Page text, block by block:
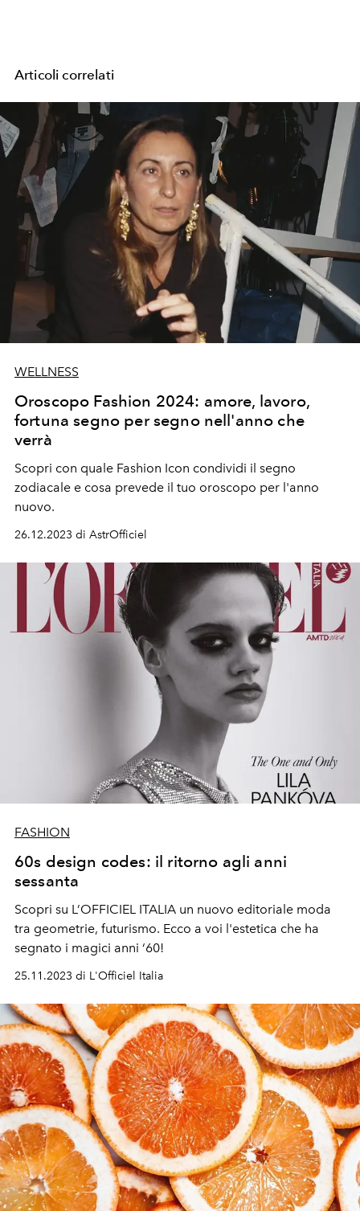
Articoli correlati
WELLNESS
Oroscopo Fashion 2024: amore, lavoro,
fortuna segno per segno nell'anno che
verrà
Scopri con quale Fashion Icon condividi il segno
zodiacale e cosa prevede il tuo oroscopo per l'anno
nuovo.
26.12.2023 di AstrOfficiel
FASHION
60s design codes: il ritorno agli anni
sessanta
Scopri su L’OFFICIEL ITALIA un nuovo editoriale moda
tra geometrie, futurismo. Ecco a voi l'estetica che ha
segnato i magici anni ‘60!
25.11.2023 di L'Officiel Italia